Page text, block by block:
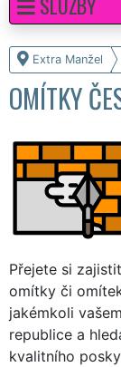
Extra Manžel
OMÍTKY
Přejete si
omítky či
jakémkoli
republice a
kvalitního